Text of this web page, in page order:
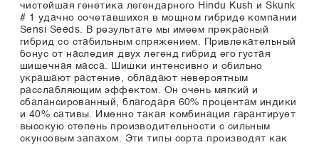
чистейшая генетика легендарного Hindu Kush и Skunk
# 1 удачно сочетавшихся в мощном гибриде компании
Sensi Seeds. В результате мы имеем прекрасный
гибрид со стабильным спряжением. Привлекательный
бонус от наследия двух легенд гибрид его густая
шишечная масса. Шишки интенсивно и обильно
украшают растение, обладают невероятным
расслабляющим эффектом. Он очень мягкий и
сбалансированный, благодаря 60% процентам индики
и 40% сативы. Именно такая комбинация гарантирует
высокую степень производительности с сильным
скунсовым запахом. Эти типы сорта производят как